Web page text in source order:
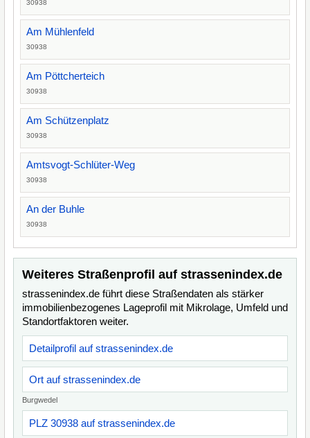
30938
Am Mühlenfeld
30938
Am Pöttcherteich
30938
Am Schützenplatz
30938
Amtsvogt-Schlüter-Weg
30938
An der Buhle
30938
Weiteres Straßenprofil auf strassenindex.de
strassenindex.de führt diese Straßendaten als stärker
immobilienbezogenes Lageprofil mit Mikrolage, Umfeld und
Standortfaktoren weiter.
Detailprofil auf strassenindex.de
Ort auf strassenindex.de
Burgwedel
PLZ 30938 auf strassenindex.de